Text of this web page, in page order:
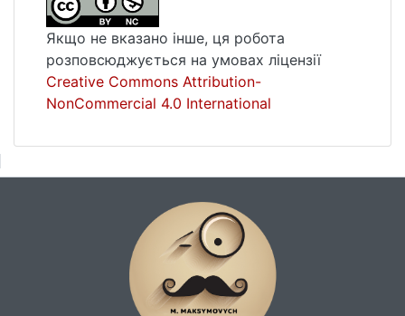
Якщо не вказано інше, ця робота
розповсюджується на умовах ліцензії
Creative Commons Attribution-
NonCommercial 4.0 International